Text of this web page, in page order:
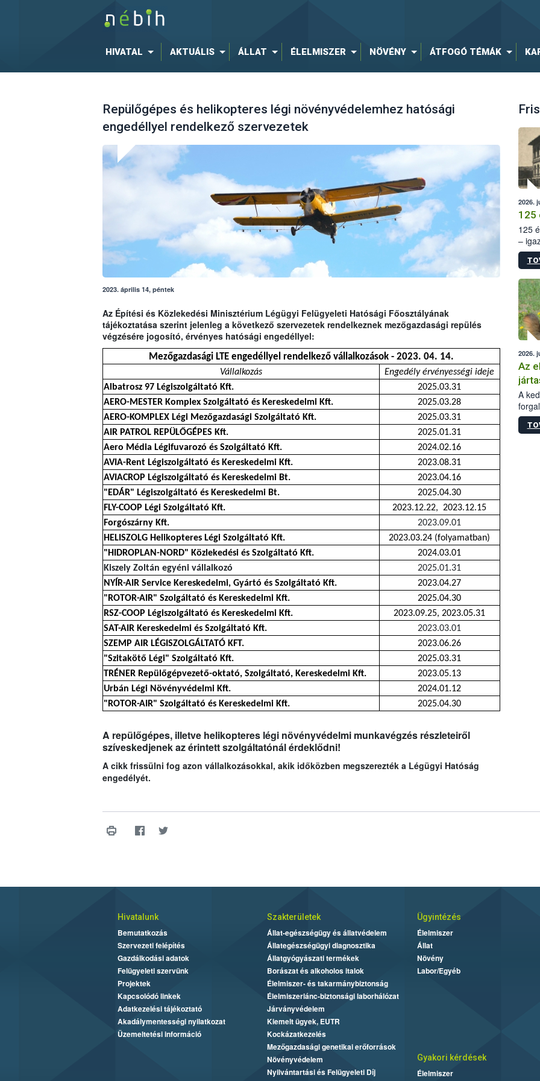
HIVATAL AKTUÁLIS ÁLLAT ÉLELMISZER NÖVÉNY ÁTFOGÓ TÉMÁK
Repülőgépes és helikopteres légi növényvédelemhez hatósági
engedéllyel rendelkező szervezetek
2023. április 14, péntek
Az Építési és Közlekedési Minisztérium Légügyi Felügyeleti Hatósági Főosztályának
tájékoztatása szerint jelenleg a következő szervezetek rendelkeznek mezőgazdasági repülés
végzésére jogosító, érvényes hatósági engedéllyel:
Mezőgazdasági LTE engedéllyel rendelkező vállalkozások - 2023. 04. 14.
Vállalkozás
Engedély érvényességi ideje
Albatrosz 97 Légiszolgáltató Kft.
2025.03.31
AERO-MESTER Komplex Szolgáltató és Kereskedelmi Kft.
2025.03.28
AERO-KOMPLEX Légi Mezőgazdasági Szolgáltató Kft.
2025.03.31
AIR PATROL REPÜLŐGÉPES Kft.
2025.01.31
Aero Média Légifuvarozó és Szolgáltató Kft.
2024.02.16
AVIA-Rent Légiszolgáltató és Kereskedelmi Kft.
2023.08.31
AVIACROP Légiszolgáltató és Kereskedelmi Bt.
2023.04.16
"EDÁR" Légiszolgáltató és Kereskedelmi Bt.
2025.04.30
FLY-COOP Légi Szolgáltató Kft.
2023.12.22, 2023.12.15
Forgószárny Kft.
2023.09.01
HELISZOLG Helikopteres Légi Szolgáltató Kft.
2023.03.24 (folyamatban)
"HIDROPLAN-NORD" Közlekedési és Szolgáltató Kft.
2024.03.01
Kiszely Zoltán egyéni vállalkozó
2025.01.31
NYÍR-AIR Service Kereskedelmi, Gyártó és Szolgáltató Kft.
2023.04.27
"ROTOR-AIR" Szolgáltató és Kereskedelmi Kft.
2025.04.30
RSZ-COOP Légiszolgáltató és Kereskedelmi Kft.
2023.09.25, 2023.05.31
SAT-AIR Kereskedelmi és Szolgáltató Kft.
2023.03.01
SZEMP AIR LÉGISZOLGÁLTATÓ KFT.
2023.06.26
"Szitakötő Légi" Szolgáltató Kft.
2025.03.31
TRÉNER Repülőgépvezető-oktató, Szolgáltató, Kereskedelmi Kft.
2023.05.13
Urbán Légi Növényvédelmi Kft.
2024.01.12
"ROTOR-AIR" Szolgáltató és Kereskedelmi Kft.
2025.04.30
A repülőgépes, illetve helikopteres légi növényvédelmi munkavégzés részleteiről
szíveskedjenek az érintett szolgáltatónál érdeklődni!
A cikk frissülni fog azon vállalkozásokkal, akik időközben megszerezték a Légügyi Hatóság
engedélyét.
2026.
125
125
–
15.
2026.
Az
A
Hivatalunk
Bemutatkozás
Szervezeti felépítés
Gazdálkodási adatok
Felügyeleti szervünk
Projektek
Kapcsolódó linkek
Adatkezelési tájékoztató
Akadálymentességi nyilatkozat
Üzemeltetési információ
Szakterületek
Állat-egészségügy és állatvédelem
Állategészségügyi diagnosztika
Állatgyógyászati termékek
Borászat és alkoholos italok
Élelmiszer- és takarmánybiztonság
Élelmiszerlánc-biztonsági laborhálózat
Járványvédelem
Kiemelt ügyek, EUTR
Kockázatkezelés
Mezőgazdasági genetikai erőforrások
Növényvédelem
Nyilvántartási és Felügyeleti Díj
Ügyintézés
Élelmiszer
Állat
Növény
Labor/Egyéb
Gyakori kérdések
Élelmiszer